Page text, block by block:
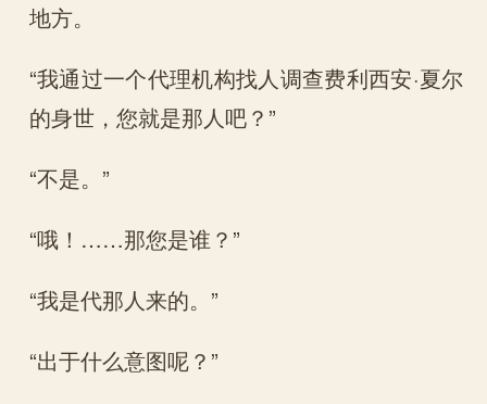
地方。
“我通过一个代理机构找人调查费利西安·夏尔
的身世，您就是那人吧？”
“不是。”
“哦！……那您是谁？”
“我是代那人来的。”
“出于什么意图呢？”